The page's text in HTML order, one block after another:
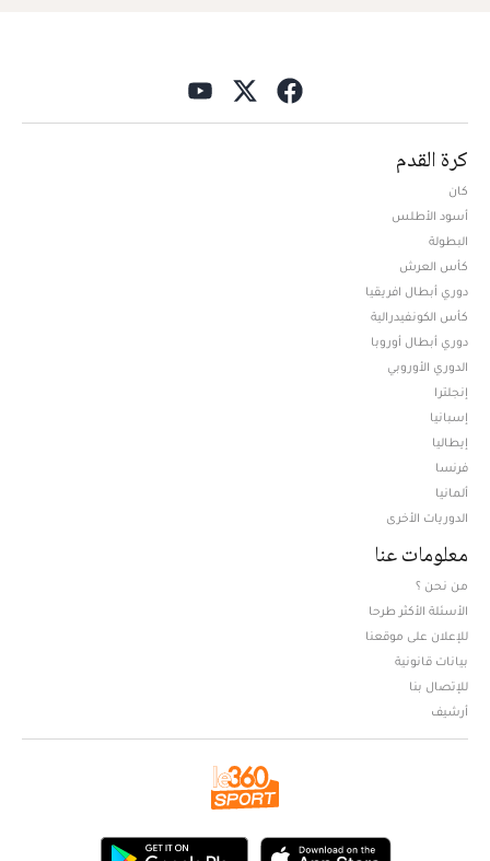
كرة القدم
كان
أسود الأطلس
البطولة
كأس العرش
دوري أبطال افريقيا
كأس الكونفيدرالية
دوري أبطال أوروبا
الدوري الأوروبي
إنجلترا
إسبانيا
إيطاليا
فرنسا
ألمانيا
الدوريات الأخرى
معلومات عنا
من نحن ؟
الأسئلة الأكثر طرحا
للإعلان على موقعنا
بيانات قانونية
للإتصال بنا
أرشيف